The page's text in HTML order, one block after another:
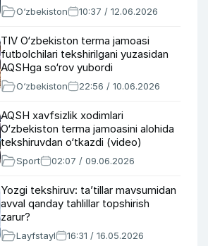
O‘zbekiston 10:37 / 12.06.2026
TIV O‘zbekiston terma jamoasi
futbolchilari tekshirilgani yuzasidan
AQSHga so‘rov yubordi
O‘zbekiston 22:56 / 10.06.2026
AQSH xavfsizlik xodimlari
O‘zbekiston terma jamoasini alohida
tekshiruvdan o‘tkazdi (video)
Sport 02:07 / 09.06.2026
Yozgi tekshiruv: ta’tillar mavsumidan
avval qanday tahlillar topshirish
zarur?
Layfstayl 16:31 / 16.05.2026